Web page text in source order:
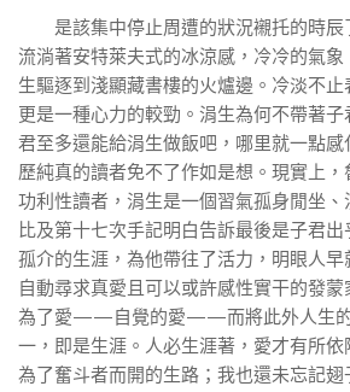
是該集中停止周遭的狀況襯托的時
流淌著安特萊夫式的冰涼感，冷冷的氣
生驅逐到淺顯藏書樓的火爐邊。冷淡不止
更是一種心力的較勁。涓生為何不帶著
君至多還能給涓生做飯吧，哪里就一點
歷純真的讀者免不了作如是想。現實上
功利性讀者，涓生是一個習氣孤身閒坐
比及第十七次手記明白告訴最後是子君
孤介的生涯，為他帶往了活力，明眼人
自動尋求真愛且可以或許感性實干的發蒙
為了愛——自覺的愛——而將此外人生的
一，即是生涯。人必生涯著，愛才有所
為了奮斗者而開的生路；我也還未忘記